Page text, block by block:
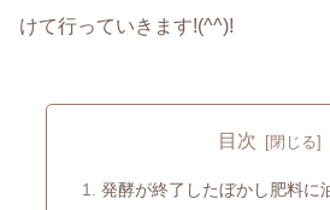
けて行っていきます!(^^)!
目次
発酵が終了したぼかし肥料に